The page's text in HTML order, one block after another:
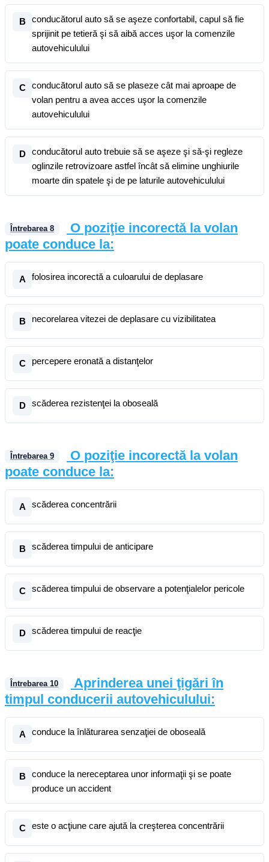
B
conducătorul auto să se aşeze confortabil, capul să fie
sprijinit pe tetieră şi să aibă acces uşor la comenzile
autovehiculului
C
conducătorul auto să se plaseze cât mai aproape de
volan pentru a avea acces uşor la comenzile
autovehiculului
D
conducătorul auto trebuie să se aşeze şi să-şi regleze
oglinzile retrovizoare astfel încât să elimine unghiurile
moarte din spatele şi de pe laturile autovehiculului
Întrebarea 8
O poziţie incorectă la volan
poate conduce la:
A folosirea incorectă a culoarului de deplasare
B necorelarea vitezei de deplasare cu vizibilitatea
C percepere eronată a distanţelor
D scăderea rezistenţei la oboseală
Întrebarea 9
O poziţie incorectă la volan
poate conduce la:
A scăderea concentrării
B scăderea timpului de anticipare
C scăderea timpului de observare a potenţialelor pericole
D scăderea timpului de reacţie
Întrebarea 10
Aprinderea unei ţigări în
timpul conducerii autovehiculului:
A conduce la înlăturarea senzaţiei de oboseală
B
conduce la nereceptarea unor informaţii şi se poate
produce un accident
C este o acţiune care ajută la creşterea concentrării